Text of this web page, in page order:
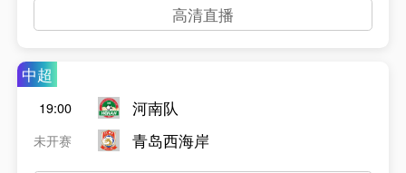
高清直播
中超
19:00
未开赛
河南队
青岛西海岸